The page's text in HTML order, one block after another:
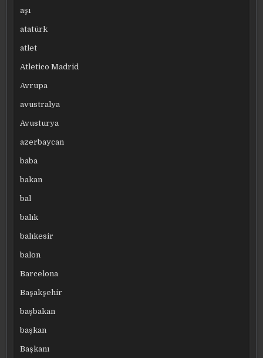
aşı
atatürk
atlet
Atletico Madrid
Avrupa
avustralya
Avusturya
azerbaycan
baba
bakan
bal
balık
balıkesir
balon
Barcelona
Başakşehir
başbakan
başkan
Başkanı